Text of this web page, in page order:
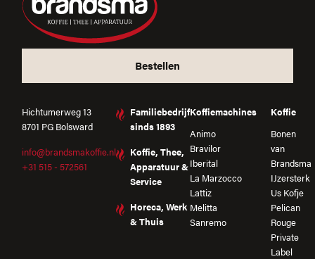
Bestellen
Hichtumerweg 13
8701 PG Bolsward
info@brandsmakoffie.nl
+31 515 - 572561
Familiebedrijf
sinds 1893
Koffie, Thee,
Apparatuur &
Service
Horeca, Werk
& Thuis
Koffiemachines
Animo
Bravilor
Iberital
La Marzocco
Lattiz
Melitta
Sanremo
Koffie
Bonen
van
Brandsma
IJzersterk
Us Kofje
Pelican
Rouge
Private
Label